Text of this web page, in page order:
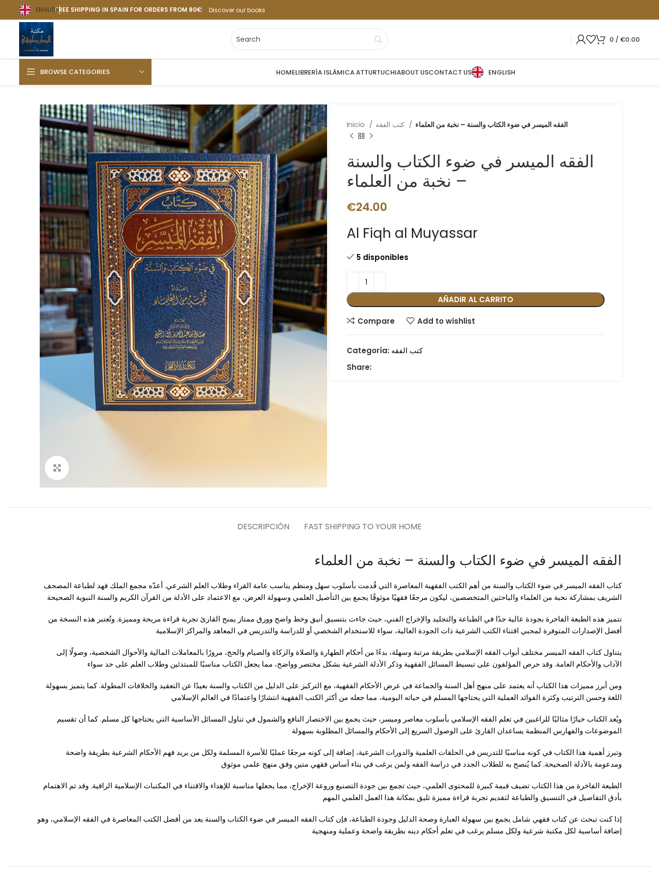
ENGLISHFREE SHIPPING IN SPAIN FOR ORDERS FROM 80€ Discover our books
0 / €0.00
BROWSE CATEGORIES HOMELIBRERÍA ISLÁMICA ATTURTUCHIABOUT USCONTACT US ENGLISH
Inicio الفقه الميسر في ضوء الكتاب والسنة – نخبة من العلماء
الفقه الميسر في ضوء الكتاب والسنة
– نخبة من العلماء
€24.00
Al Fiqh al Muyassar
5 disponibles
AÑADIR AL CARRITO
Compare Add to wishlist
Categoría: كتب الفقه
Share:
DESCRIPCIÓN FAST SHIPPING TO YOUR HOME
الفقه الميسر في ضوء الكتاب والسنة – نخبة من العلماء
كتاب الفقه الميسر في ضوء الكتاب والسنة من أهم الكتب الفقهية المعاصرة التي قُدمت بأسلوب سهل ومنظم يناسب عامة القراء وطلاب العلم الشرعي. أعدّه مجمع الملك فهد لطباعة المصحف
الشريف بمشاركة نخبة من العلماء والباحثين المتخصصين، ليكون مرجعًا فقهيًا موثوقًا يجمع بين التأصيل العلمي وسهولة العرض، مع الاعتماد على الأدلة من القرآن الكريم والسنة النبوية الصحيحة
تتميز هذه الطبعة الفاخرة بجودة عالية جدًا في الطباعة والتجليد والإخراج الفني، حيث جاءت بتنسيق أنيق وخط واضح وورق ممتاز يمنح القارئ تجربة قراءة مريحة ومميزة. وتُعتبر هذه النسخة من
أفضل الإصدارات المتوفرة لمحبي اقتناء الكتب الشرعية ذات الجودة العالية، سواء للاستخدام الشخصي أو للدراسة والتدريس في المعاهد والمراكز الإسلامية
يتناول كتاب الفقه الميسر مختلف أبواب الفقه الإسلامي بطريقة مرتبة وسهلة، بدءًا من أحكام الطهارة والصلاة والزكاة والصيام والحج، مرورًا بالمعاملات المالية والأحوال الشخصية، وصولًا إلى
الآداب والأحكام العامة. وقد حرص المؤلفون على تبسيط المسائل الفقهية وذكر الأدلة الشرعية بشكل مختصر وواضح، مما يجعل الكتاب مناسبًا للمبتدئين وطلاب العلم على حد سواء
ومن أبرز مميزات هذا الكتاب أنه يعتمد على منهج أهل السنة والجماعة في عرض الأحكام الفقهية، مع التركيز على الدليل من الكتاب والسنة بعيدًا عن التعقيد والخلافات المطولة. كما يتميز بسهولة
اللغة وحسن الترتيب وكثرة الفوائد العملية التي يحتاجها المسلم في حياته اليومية، مما جعله من أكثر الكتب الفقهية انتشارًا واعتمادًا في العالم الإسلامي
ويُعد الكتاب خيارًا مثاليًا للراغبين في تعلم الفقه الإسلامي بأسلوب معاصر وميسر، حيث يجمع بين الاختصار النافع والشمول في تناول المسائل الأساسية التي يحتاجها كل مسلم. كما أن تقسيم
الموضوعات والفهارس المنظمة يساعدان القارئ على الوصول السريع إلى الأحكام والمسائل المطلوبة بسهولة
وتبرز أهمية هذا الكتاب في كونه مناسبًا للتدريس في الحلقات العلمية والدورات الشرعية، إضافة إلى كونه مرجعًا عمليًا للأسرة المسلمة ولكل من يريد فهم الأحكام الشرعية بطريقة واضحة
ومدعومة بالأدلة الصحيحة. كما يُنصح به للطلاب الجدد في دراسة الفقه ولمن يرغب في بناء أساس فقهي متين وفق منهج علمي موثوق
الطبعة الفاخرة من هذا الكتاب تضيف قيمة كبيرة للمحتوى العلمي، حيث تجمع بين جودة التصنيع وروعة الإخراج، مما يجعلها مناسبة للإهداء والاقتناء في المكتبات الإسلامية الراقية. وقد تم الاهتمام
بأدق التفاصيل في التنسيق والطباعة لتقديم تجربة قراءة مميزة تليق بمكانة هذا العمل العلمي المهم
إذا كنت تبحث عن كتاب فقهي شامل يجمع بين سهولة العبارة وصحة الدليل وجودة الطباعة، فإن كتاب الفقه الميسر في ضوء الكتاب والسنة يعد من أفضل الكتب المعاصرة في الفقه الإسلامي، وهو
إضافة أساسية لكل مكتبة شرعية ولكل مسلم يرغب في تعلم أحكام دينه بطريقة واضحة وعملية ومنهجية